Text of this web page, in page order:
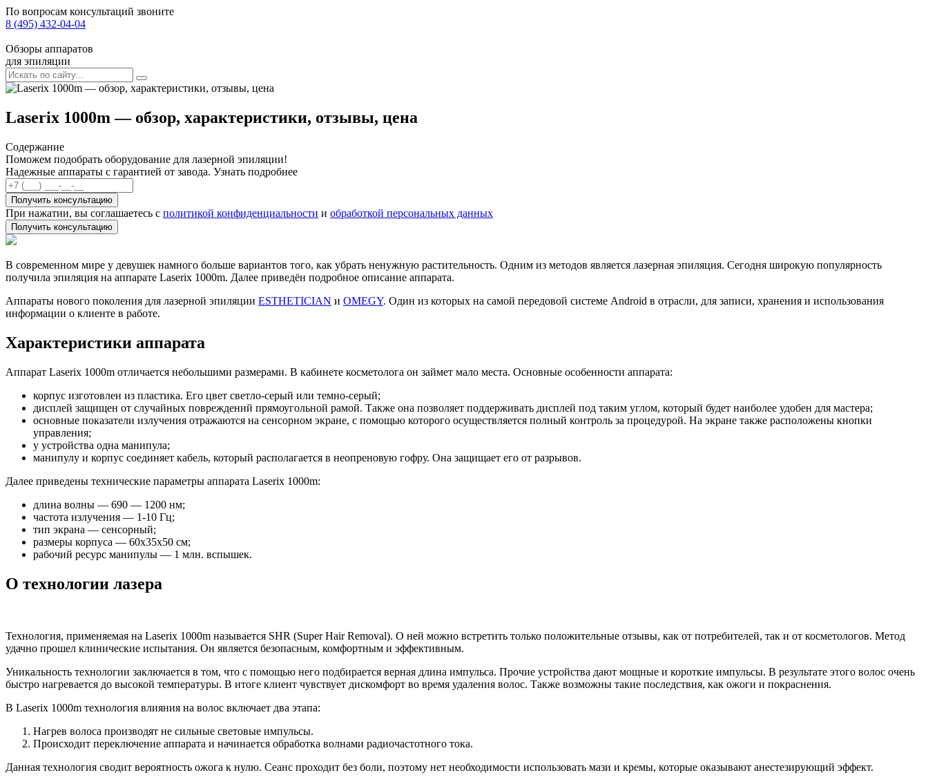
По вопросам консультаций звоните
8 (495) 432-04-04
Обзоры аппаратов
для эпиляции
Laserix 1000m — обзор, характеристики, отзывы, цена
Содержание
Поможем подобрать оборудование для лазерной эпиляции!
Надежные аппараты с гарантией от завода. Узнать подробнее
Получить консультацию
При нажатии, вы соглашаетесь с политикой конфиденциальности и обработкой персональных данных
Получить консультацию
В современном мире у девушек намного больше вариантов того, как убрать ненужную растительность. Одним из методов является лазерная эпиляция. Сегодня широкую популярность
получила эпиляция на аппарате Laserix 1000m. Далее приведён подробное описание аппарата.
Аппараты нового поколения для лазерной эпиляции ESTHETICIAN и OMEGY. Один из которых на самой передовой системе Android в отрасли, для записи, хранения и использования
информации о клиенте в работе.
Характеристики аппарата
Аппарат Laserix 1000m отличается небольшими размерами. В кабинете косметолога он займет мало места. Основные особенности аппарата:
корпус изготовлен из пластика. Его цвет светло-серый или темно-серый;
дисплей защищен от случайных повреждений прямоугольной рамой. Также она позволяет поддерживать дисплей под таким углом, который будет наиболее удобен для мастера;
основные показатели излучения отражаются на сенсорном экране, с помощью которого осуществляется полный контроль за процедурой. На экране также расположены кнопки
управления;
у устройства одна манипула;
манипулу и корпус соединяет кабель, который располагается в неопреновую гофру. Она защищает его от разрывов.
Далее приведены технические параметры аппарата Laserix 1000m:
длина волны — 690 — 1200 нм;
частота излучения — 1-10 Гц;
тип экрана — сенсорный;
размеры корпуса — 60х35х50 см;
рабочий ресурс манипулы — 1 млн. вспышек.
О технологии лазера
Технология, применяемая на Laserix 1000m называется SHR (Super Hair Removal). О ней можно встретить только положительные отзывы, как от потребителей, так и от косметологов. Метод
удачно прошел клинические испытания. Он является безопасным, комфортным и эффективным.
Уникальность технологии заключается в том, что с помощью него подбирается верная длина импульса. Прочие устройства дают мощные и короткие импульсы. В результате этого волос очень
быстро нагревается до высокой температуры. В итоге клиент чувствует дискомфорт во время удаления волос. Также возможны такие последствия, как ожоги и покраснения.
В Laserix 1000m технология влияния на волос включает два этапа:
Нагрев волоса производят не сильные световые импульсы.
Происходит переключение аппарата и начинается обработка волнами радиочастотного тока.
Данная технология сводит вероятность ожога к нулю. Сеанс проходит без боли, поэтому нет необходимости использовать мази и кремы, которые оказывают анестезирующий эффект.